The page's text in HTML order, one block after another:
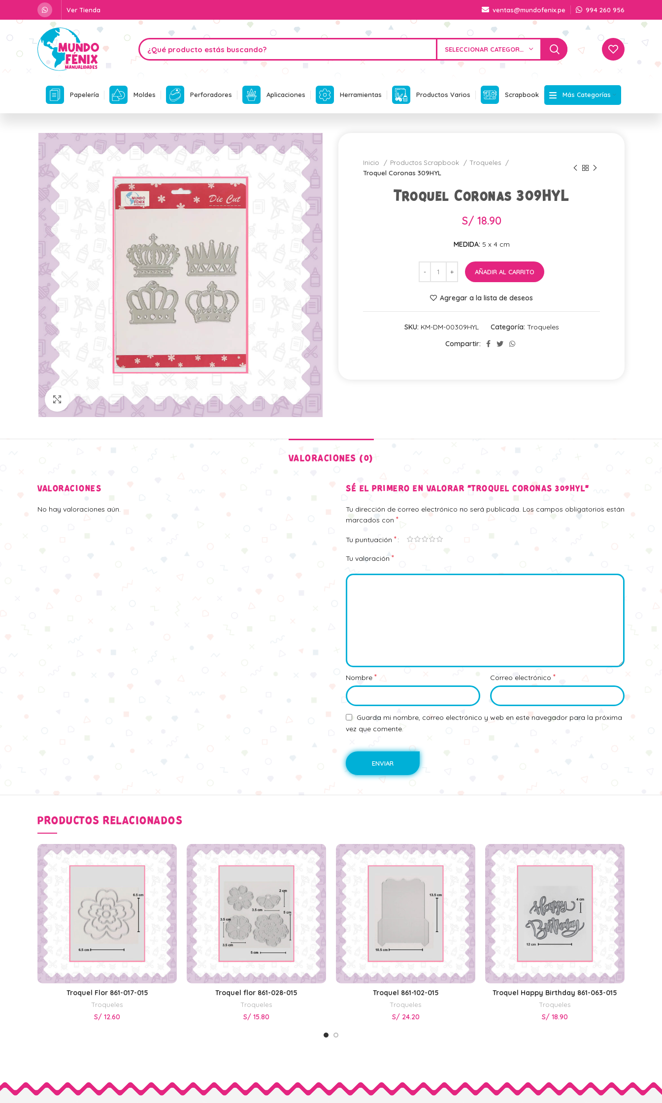
Ver Tienda ventas@mundofenix.pe 994 260 956
SELECCIONAR CATEGORÍA
Papelería Moldes Perforadores Aplicaciones Herramientas Productos Varios Scrapbook Más Categorías
Click para agrandar
Inicio Productos Scrapbook
Troqueles
Troquel Coronas 309HYL
Troquel Coronas 309HYL
S/ 18.90
MEDIDA: 5 x 4 cm
AÑADIR AL CARRITO
Agregar a la lista de deseos
SKU: KM-DM-00309HYL Categoría: Troqueles
Compartir:
VALORACIONES (0)
VALORACIONES
No hay valoraciones aún.
SÉ EL PRIMERO EN VALORAR “TROQUEL CORONAS 309HYL”
Tu dirección de correo electrónico no será publicada. Los campos obligatorios están
marcados con *
Tu puntuación *
Tu valoración *
Nombre * Correo electrónico *
Guarda mi nombre, correo electrónico y web en este navegador para la próxima
vez que comente.
PRODUCTOS RELACIONADOS
AÑADIR AL CARRITO
Troquel Flor 861-017-015
Troqueles
S/ 12.60
AÑADIR AL CARRITO
Troquel flor 861-028-015
Troqueles
S/ 15.80
AÑADIR AL CARRITO
Troquel 861-102-015
Troqueles
S/ 24.20
AÑADIR AL CARRITO
Troquel Happy Birthday 861-063-015
Troqueles
S/ 18.90